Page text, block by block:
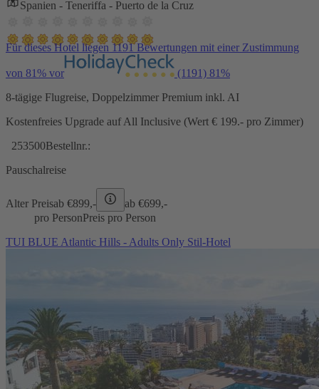
Spanien - Teneriffa - Puerto de la Cruz
Für dieses Hotel liegen 1191 Bewertungen mit einer Zustimmung
von 81% vor (1191) 81%
8-tägige Flugreise, Doppelzimmer Premium inkl. AI
Kostenfreies Upgrade auf All Inclusive (Wert € 199.- pro Zimmer)
253500Bestellnr.:
Pauschalreise
Alter Preisab €899,- ab €699,-
pro PersonPreis pro Person
TUI BLUE Atlantic Hills - Adults Only Stil-Hotel